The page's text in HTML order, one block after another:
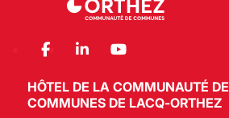
HÔTEL DE LA COMMUNAUTÉ DE
COMMUNES DE LACQ-ORTHEZ